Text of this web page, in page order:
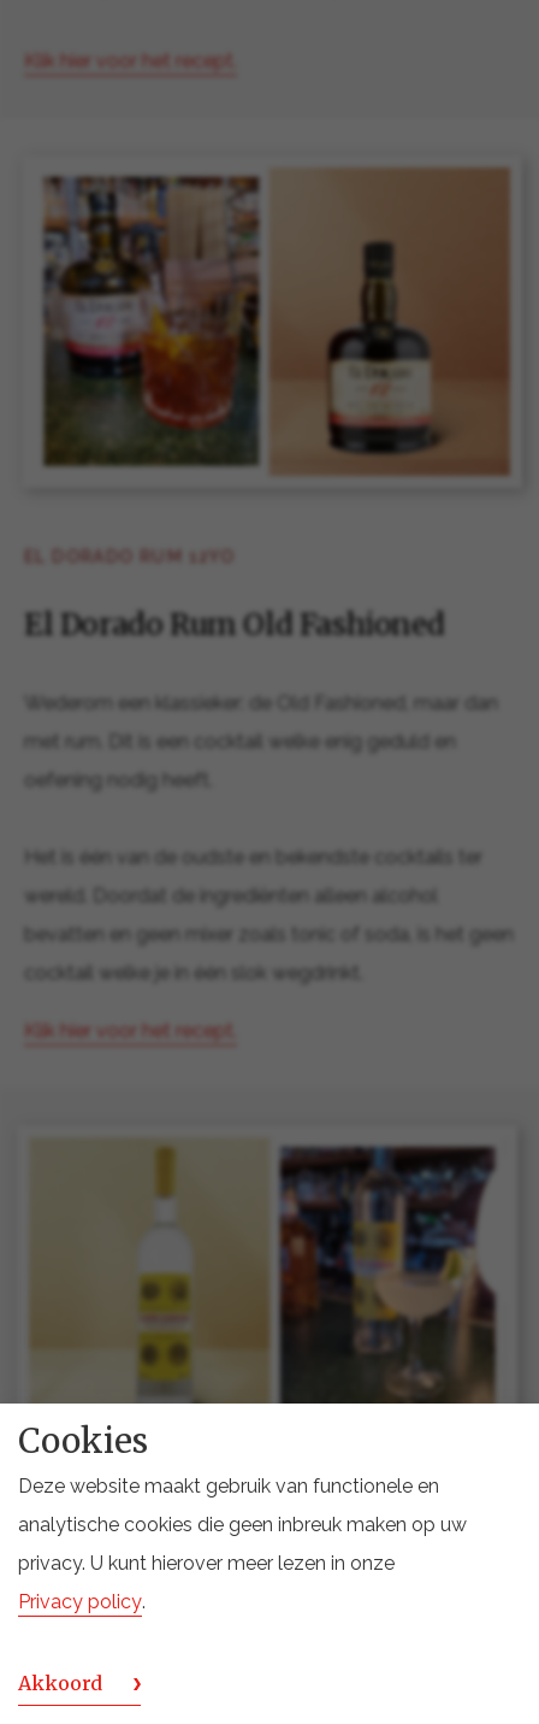
Klik hier voor het recept.
El Dorado Rum Old Fashioned
Wederom een klassieker: de Old Fashioned, maar dan
met rum. Dit is een cocktail welke enig geduld en
oefening nodig heeft.
Het is één van de oudste en bekendste cocktails ter
wereld. Doordat de ingrediënten alleen alcohol
bevatten en geen mixer zoals tonic of soda, is het geen
cocktail welke je in één slok wegdrinkt.
Klik hier voor het recept.
CLAIRIN COMMUNAL
Clairin Communal Daiquiri
Tijd om te gaan shaken! En niet voor zomaar een
cocktail, maar voor een Daiquiri. Voor menig teamlid
Cookies
Deze website maakt gebruik van functionele en
analytische cookies die geen inbreuk maken op uw
privacy. U kunt hierover meer lezen in onze
Privacy policy.
Akkoord